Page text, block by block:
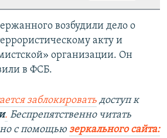
возбудили дело о
акту и
организации. Он
в ФСБ.
заблокировать доступ к
. Беспрепятственно читать
с помощью зеркального сайта: